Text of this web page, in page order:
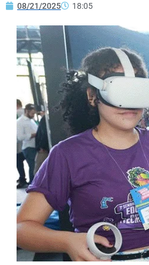
08/21/2025 18:05